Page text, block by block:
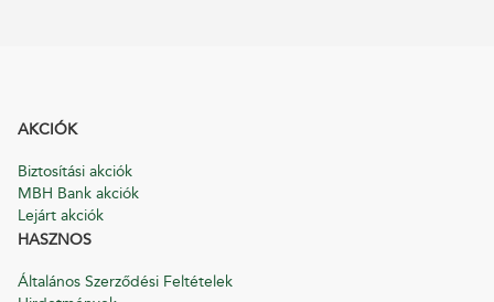
AKCIÓK
Biztosítási akciók
MBH Bank akciók
Lejárt akciók
HASZNOS
Általános Szerződési Feltételek